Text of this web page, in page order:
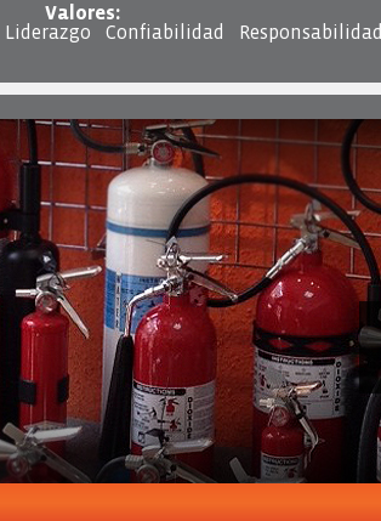
Valores:
Confiabilidad Responsabilidad